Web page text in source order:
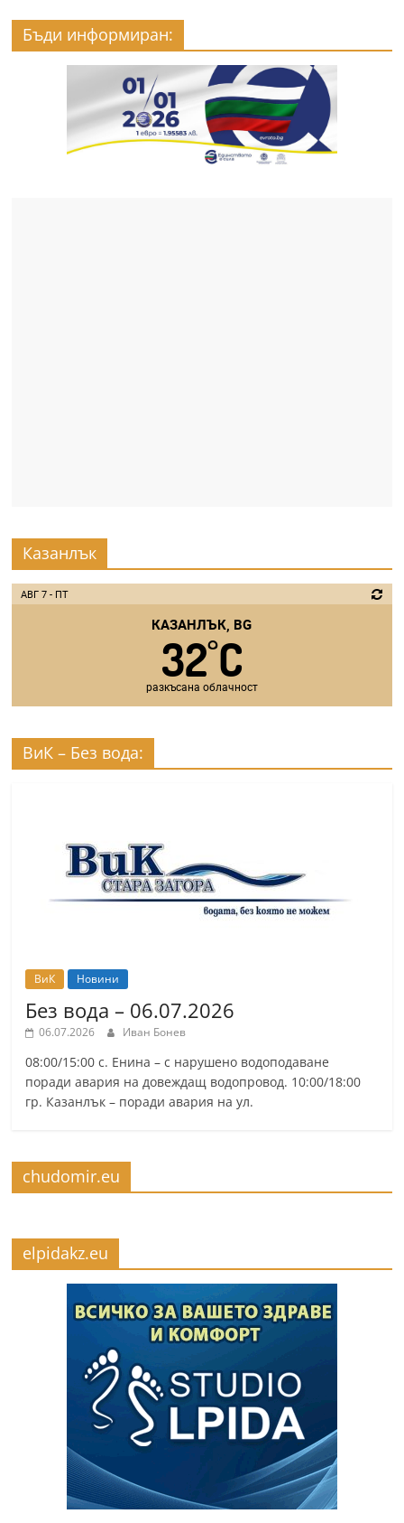
Бъди информиран:
Казанлък
АВГ 7 - ПТ
КАЗАНЛЪК, BG
32°C
разкъсана облачност
ВиК – Без вода:
ВиК Новини
Без вода – 06.07.2026
06.07.2026 Иван Бонев
08:00/15:00 с. Енина – с нарушено водоподаване
поради авария на довеждащ водопровод. 10:00/18:00
гр. Казанлък – поради авария на ул.
chudomir.eu
elpidakz.eu